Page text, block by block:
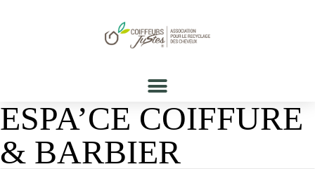
ESPA’CE COIFFURE
& BARBIER